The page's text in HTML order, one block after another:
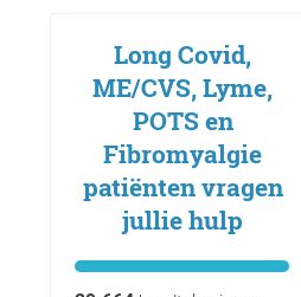
Long Covid,
ME/CVS, Lyme,
POTS en
Fibromyalgie
patiënten vragen
jullie hulp